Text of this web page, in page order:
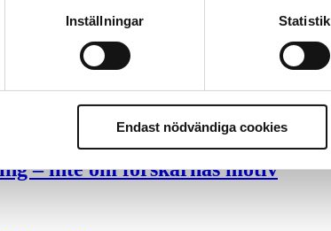
Inställningar Statistik
Endast nödvändiga cookies
– inte om forskarnas motiv